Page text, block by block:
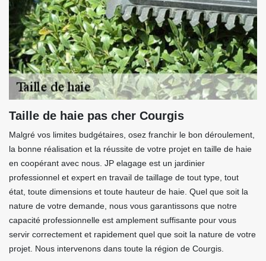
Taille de haie pas cher Courgis
Malgré vos limites budgétaires, osez franchir le bon déroulement,
la bonne réalisation et la réussite de votre projet en taille de haie
en coopérant avec nous. JP elagage est un jardinier
professionnel et expert en travail de taillage de tout type, tout
état, toute dimensions et toute hauteur de haie. Quel que soit la
nature de votre demande, nous vous garantissons que notre
capacité professionnelle est amplement suffisante pour vous
servir correctement et rapidement quel que soit la nature de votre
projet. Nous intervenons dans toute la région de Courgis.